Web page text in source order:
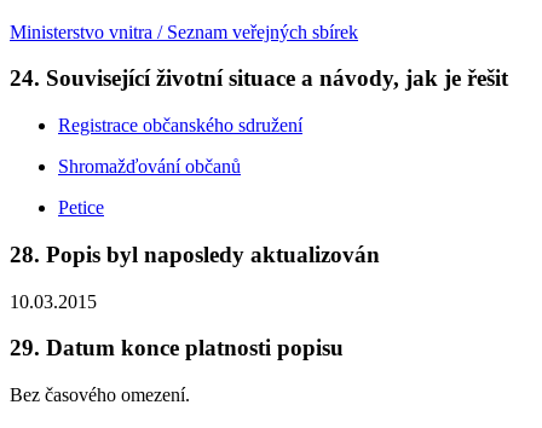
Ministerstvo vnitra / Seznam veřejných sbírek
24. Související životní situace a návody, jak je řešit
Registrace občanského sdružení
Shromažďování občanů
Petice
28. Popis byl naposledy aktualizován
10.03.2015
29. Datum konce platnosti popisu
Bez časového omezení.